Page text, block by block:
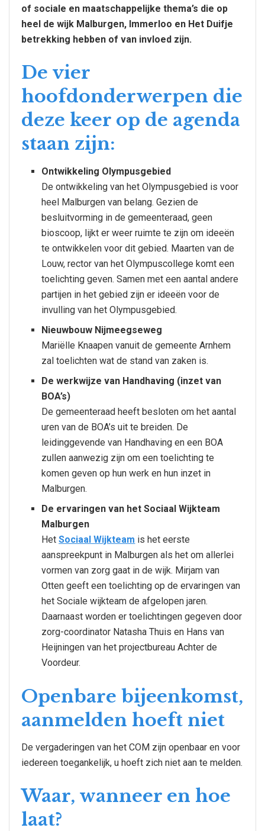
of sociale en maatschappelijke thema’s die op
heel de wijk Malburgen, Immerloo en Het Duifje
betrekking hebben of van invloed zijn.
De vier
hoofdonderwerpen die
deze keer op de agenda
staan zijn:
Ontwikkeling Olympusgebied
De ontwikkeling van het Olympusgebied is voor
heel Malburgen van belang. Gezien de
besluitvorming in de gemeenteraad, geen
bioscoop, lijkt er weer ruimte te zijn om ideeën
te ontwikkelen voor dit gebied. Maarten van de
Louw, rector van het Olympuscollege komt een
toelichting geven. Samen met een aantal andere
partijen in het gebied zijn er ideeën voor de
invulling van het Olympusgebied.
Nieuwbouw Nijmeegseweg
Mariëlle Knaapen vanuit de gemeente Arnhem
zal toelichten wat de stand van zaken is.
De werkwijze van Handhaving (inzet van
BOA’s)
De gemeenteraad heeft besloten om het aantal
uren van de BOA’s uit te breiden. De
leidinggevende van Handhaving en een BOA
zullen aanwezig zijn om een toelichting te
komen geven op hun werk en hun inzet in
Malburgen.
De ervaringen van het Sociaal Wijkteam
Malburgen
HetSociaal Wijkteam is het eerste
aanspreekpunt in Malburgen als het om allerlei
vormen van zorg gaat in de wijk. Mirjam van
Otten geeft een toelichting op de ervaringen van
het Sociale wijkteam de afgelopen jaren.
Daarnaast worden er toelichtingen gegeven door
zorg-coordinator Natasha Thuis en Hans van
Heijningen van het projectbureau Achter de
Voordeur.
Openbare bijeenkomst,
aanmelden hoeft niet
De vergaderingen van het COM zijn openbaar en voor
iedereen toegankelijk, u hoeft zich niet aan te melden.
Waar, wanneer en hoe
laat?